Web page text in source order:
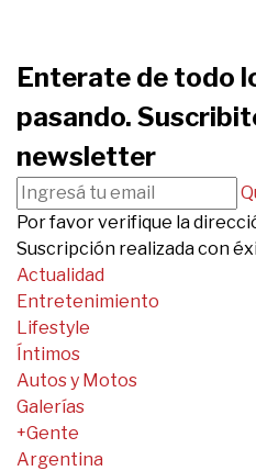
Enterate de todo
pasando.
newsletter
Por favor verifique la
Suscripción realizada con
Actualidad
Entretenimiento
Lifestyle
Íntimos
Autos y Motos
Galerías
+Gente
Argentina